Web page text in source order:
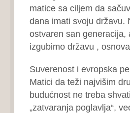
matice sa ciljem da
dana imati svoju državu.
ostvaren san generacija,
izgubimo državu ,
Suverenost i evropska
Matici da teži najvišim
budućnost ne treba
„zatvaranja poglavlja“,